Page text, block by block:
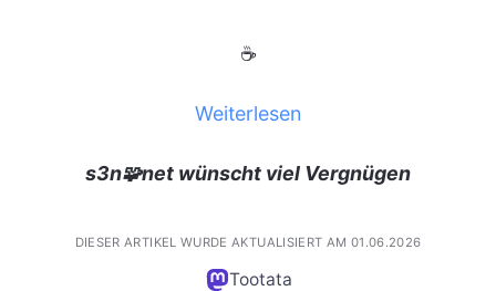
☕
Weiterlesen
s3n🧩net wünscht viel Vergnügen
DIESER ARTIKEL WURDE AKTUALISIERT AM 01.06.2026
Tootata